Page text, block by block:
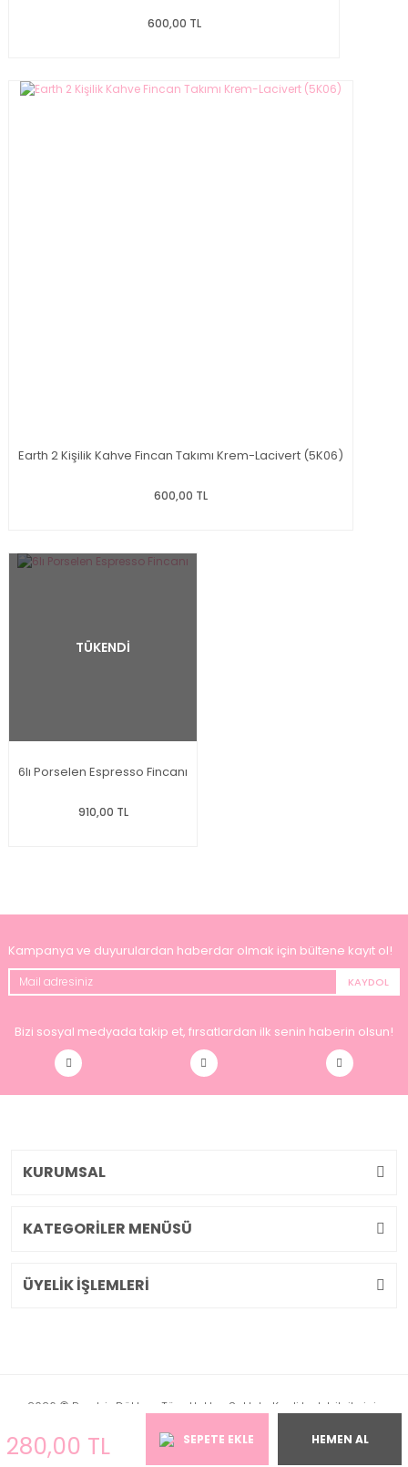
600,00 TL
Earth 2 Kişilik Kahve Fincan Takımı Krem-Lacivert (5K06)
600,00 TL
TÜKENDİ
6lı Porselen Espresso Fincanı
910,00 TL
280,00 TL SEPETE EKLE HEMEN AL
Kampanya ve duyurulardan haberdar olmak için bültene kayıt ol!
KAYDOL
Bizi sosyal medyada takip et, fırsatlardan ilk senin haberin olsun!
KURUMSAL
KATEGORİLER MENÜSÜ
ÜYELİK İŞLEMLERİ
2026 © Pembiş Dükkan. Tüm Hakları Saklıdır. Kredi kartı bilgileriniz